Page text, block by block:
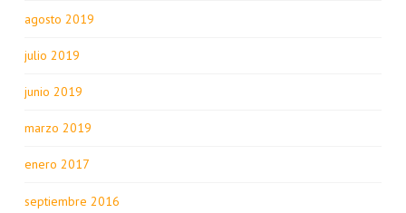
agosto 2019
julio 2019
junio 2019
marzo 2019
enero 2017
septiembre 2016